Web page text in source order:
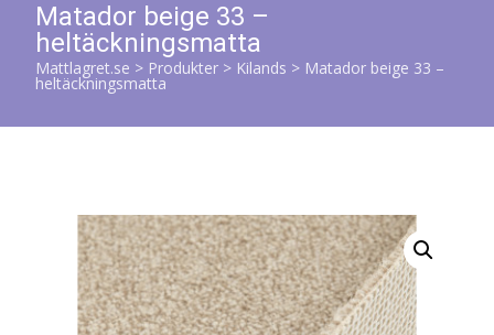
Matador beige 33 –
heltäckningsmatta
Mattlagret.se > Produkter > Kilands > Matador beige 33 –
heltäckningsmatta